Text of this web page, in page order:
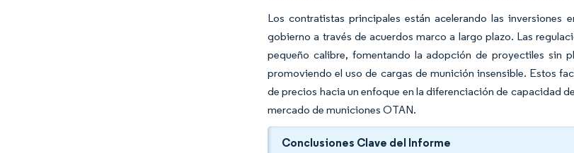
Los contratistas principales están acelerando las
gobierno a través de acuerdos marco a largo plazo. Las
pequeño calibre, fomentando la adopción de proyectiles sin
promoviendo el uso de cargas de munición insensible. Estos
de precios hacia un enfoque en la diferenciación de capacidad
mercado de municiones OTAN.
Conclusiones Clave del Informe